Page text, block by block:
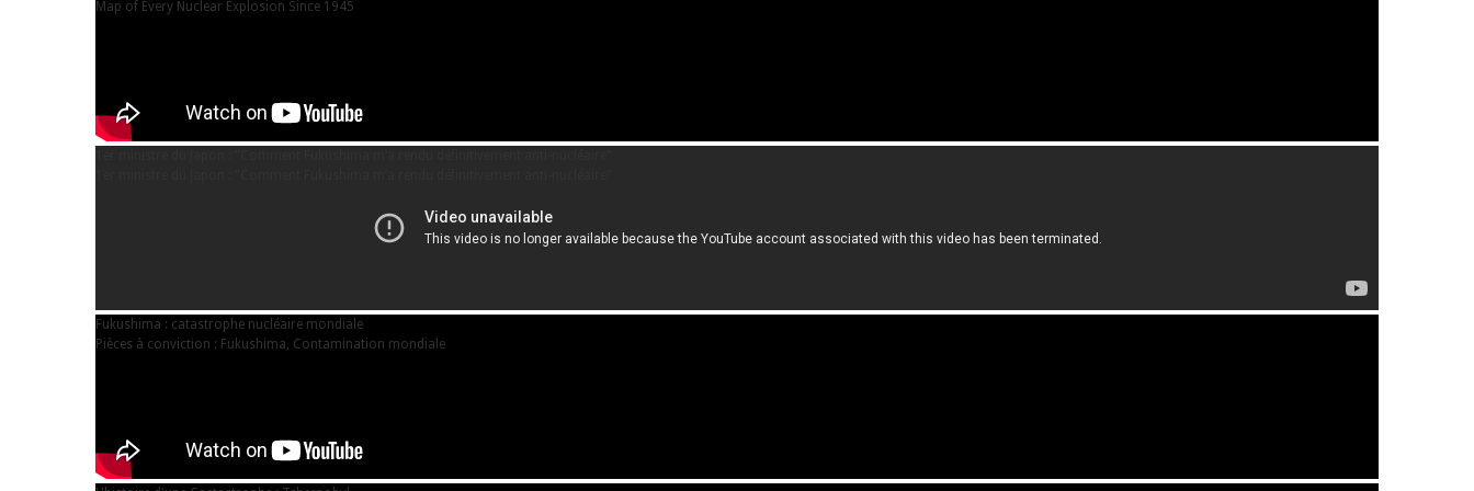
Map of Every Nuclear Explosion Since 1945
Fukushima : catastrophe nucléaire mondiale
Pièces à conviction : Fukushima, Contamination mondiale